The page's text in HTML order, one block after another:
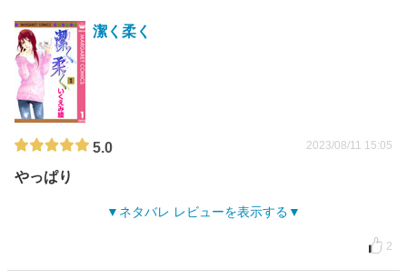
潔く柔く
5.0 2023/08/11 15:05
やっぱり
ネタバレ レビューを表示する
2